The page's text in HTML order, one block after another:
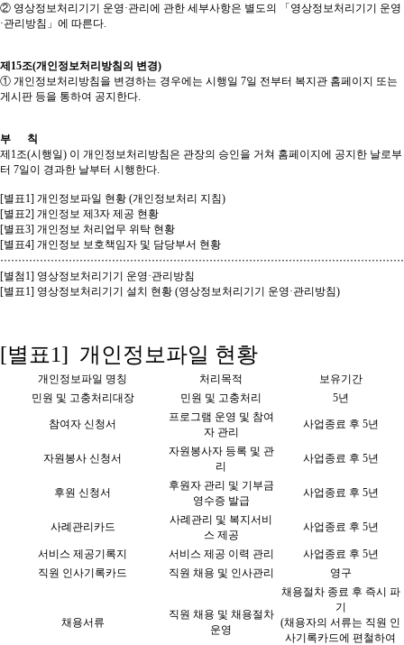
② 영상정보처리기기 운영·관리에 관한 세부사항은 별도의 「영상정보처리기기 운영
·관리방침」에 따른다.
제15조(개인정보처리방침의 변경)
① 개인정보처리방침을 변경하는 경우에는 시행일 7일 전부터 복지관 홈페이지 또는
게시판 등을 통하여 공지한다.
부 칙
제1조(시행일) 이 개인정보처리방침은 관장의 승인을 거쳐 홈페이지에 공지한 날로부
터 7일이 경과한 날부터 시행한다.
[별표1] 개인정보파일 현황 (개인정보처리 지침)
[별표2] 개인정보 제3자 제공 현황
[별표3] 개인정보 처리업무 위탁 현황
[별표4] 개인정보 보호책임자 및 담당부서 현황
[별첨1] 영상정보처리기기 운영·관리방침
[별표1] 영상정보처리기기 설치 현황 (영상정보처리기기 운영·관리방침)
[별표1] 개인정보파일 현황
개인정보파일 명칭 처리목적
보유기간
민원 및 고충처리대장
민원 및 고충처리 5년
참여자 신청서
프로그램 운영 및 참여
자 관리
사업종료 후 5년
자원봉사 신청서
자원봉사자 등록 및 관
리
사업종료 후 5년
후원 신청서
후원자 관리 및 기부금
영수증 발급
사업종료 후 5년
사례관리카드
사례관리 및 복지서비
스 제공
사업종료 후 5년
서비스 제공기록지 서비스 제공 이력 관리
사업종료 후 5년
직원 인사기록카드
직원 채용 및 인사관리 영구
채용서류
직원 채용 및 채용절차
운영
채용절차 종료 후 즉시 파
기
(채용자의 서류는 직원 인
사기록카드에 편철하여